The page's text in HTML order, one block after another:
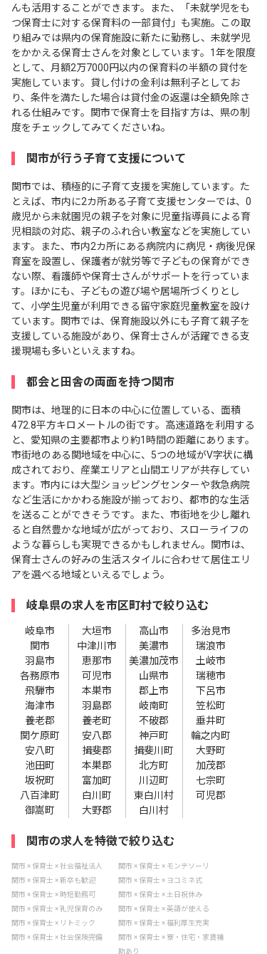
んも活用することができます。また、「未就学児をも
つ保育士に対する保育料の一部貸付」も実施。この取
り組みでは県内の保育施設に新たに勤務し、未就学児
をかかえる保育士さんを対象としています。1年を限度
として、月額2万7000円以内の保育料の半額の貸付を
実施しています。貸し付けの金利は無利子としてお
り、条件を満たした場合は貸付金の返還は全額免除さ
れる仕組みです。関市で保育士を目指す方は、県の制
度をチェックしてみてくださいね。
関市が行う子育て支援について
関市では、積極的に子育て支援を実施しています。た
とえば、市内に2カ所ある子育て支援センターでは、0
歳児から未就園児の親子を対象に児童指導員による育
児相談の対応、親子のふれ合い教室などを実施してい
ます。また、市内2カ所にある病院内に病児・病後児保
育室を設置し、保護者が就労等で子どもの保育ができ
ない際、看護師や保育士さんがサポートを行っていま
す。ほかにも、子どもの遊び場や居場所づくりとし
て、小学生児童が利用できる留守家庭児童教室を設け
ています。関市では、保育施設以外にも子育て親子を
支援している施設があり、保育士さんが活躍できる支
援現場も多いといえますね。
都会と田舎の両面を持つ関市
関市は、地理的に日本の中心に位置している、面積
472.8平方キロメートルの街です。高速道路を利用する
と、愛知県の主要都市より約1時間の距離にあります。
市街地のある関地域を中心に、5つの地域がV字状に構
成されており、産業エリアと山間エリアが共存してい
ます。市内には大型ショッピングセンターや救急病院
など生活にかかわる施設が揃っており、都市的な生活
を送ることができそうです。また、市街地を少し離れ
ると自然豊かな地域が広がっており、スローライフの
ような暮らしも実現できるかもしれません。関市は、
保育士さんの好みの生活スタイルに合わせて居住エリ
アを選べる地域といえるでしょう。
岐阜県の求人を市区町村で絞り込む
岐阜市 大垣市 高山市
多治見市
関市
中津川市 美濃市
瑞浪市
羽島市
恵那市 美濃加茂市
土岐市
各務原市
可児市 山県市
瑞穂市
飛騨市
本巣市 郡上市
下呂市
海津市
羽島郡 岐南町
笠松町
養老郡
養老町 不破郡
垂井町
関ケ原町
安八郡 神戸町
輪之内町
安八町
揖斐郡 揖斐川町
大野町
池田町
本巣郡 北方町
加茂郡
坂祝町
富加町 川辺町
七宗町
八百津町
白川町 東白川村
可児郡
御嵩町
大野郡 白川村
関市の求人を特徴で絞り込む
関市 × 保育士 × 社会福祉法人
関市 × 保育士 × モンテソーリ
関市 × 保育士 × 新卒も歓迎
関市 × 保育士 × ヨコミネ式
関市 × 保育士 × 時短勤務可
関市 × 保育士 × 土日祝休み
関市 × 保育士 × 乳児保育のみ
関市 × 保育士 × 英語が使える
関市 × 保育士 × リトミック
関市 × 保育士 × 福利厚生充実
関市 × 保育士 × 社会保険完備
関市 × 保育士 × 寮・住宅・家賃補
助あり